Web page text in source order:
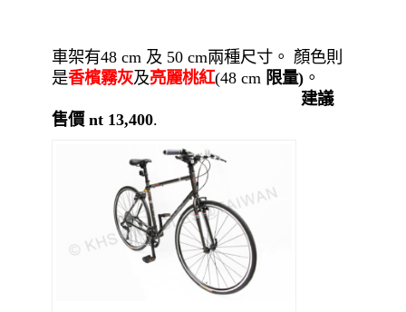
車架有48 cm 及 50 cm兩種尺寸。 顏色則
是香檳霧灰及亮麗桃紅(48 cm 限量)。
建議
售價 nt 13,400.